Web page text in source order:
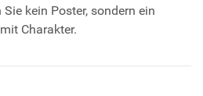
kein Poster, sondern ein
Charakter.